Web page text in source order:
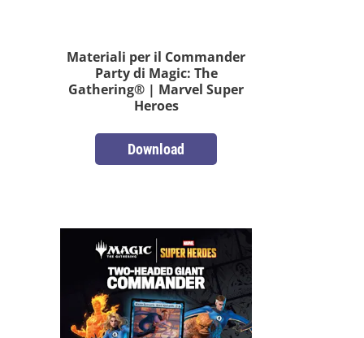
Materiali per il Commander
Party di Magic: The
Gathering® | Marvel Super
Heroes
Download